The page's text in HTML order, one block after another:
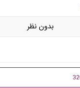
بدون نظر